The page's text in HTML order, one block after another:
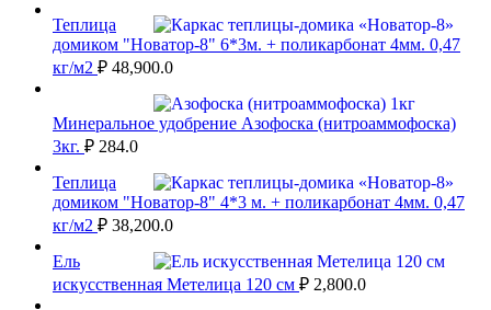
Теплица
домиком "Новатор-8" 6*3м. + поликарбонат 4мм. 0,47
кг/м2 ₽ 48,900.0
Минеральное удобрение Азофоска (нитроаммофоска)
3кг. ₽ 284.0
Теплица
домиком "Новатор-8" 4*3 м. + поликарбонат 4мм. 0,47
кг/м2 ₽ 38,200.0
Ель
искусственная Метелица 120 см ₽ 2,800.0